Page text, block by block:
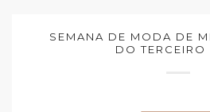
SEMANA DE MODA DE
DO TERCEIRO